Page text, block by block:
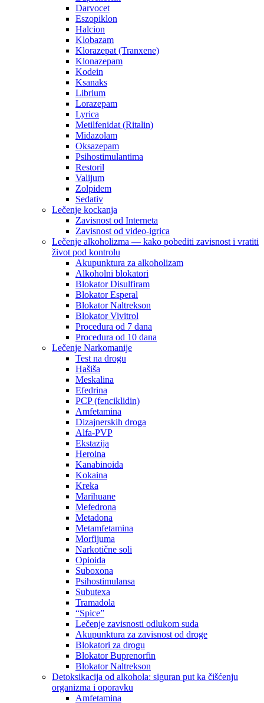
Darvocet
Eszopiklon
Halcion
Klobazam
Klorazepat (Tranxene)
Klonazepam
Kodein
Ksanaks
Librium
Lorazepam
Lyrica
Metilfenidat (Ritalin)
Midazolam
Oksazepam
Psihostimulantima
Restoril
Valijum
Zolpidem
Sedativ
Lečenje kockanja
Zavisnost od Interneta
Zavisnost od video-igrica
Lečenje alkoholizma — kako pobediti zavisnost i vratiti
život pod kontrolu
Akupunktura za alkoholizam
Alkoholni blokatori
Blokator Disulfiram
Blokator Esperal
Blokator Naltrekson
Blokator Vivitrol
Procedura od 7 dana
Procedura od 10 dana
Lečenje Narkomanije
Test na drogu
Hašiša
Meskalina
Efedrina
PCP (fenciklidin)
Amfetamina
Dizajnerskih droga
Alfa-PVP
Ekstazija
Heroina
Kanabinoida
Kokaina
Kreka
Marihuane
Mefedrona
Metadona
Metamfetamina
Morfijuma
Narkotične soli
Opioida
Suboxona
Psihostimulansa
Subutexa
Tramadola
“Spice”
Lečenje zavisnosti odlukom suda
Akupunktura za zavisnost od droge
Blokatori za drogu
Blokator Buprenorfin
Blokator Naltrekson
Detoksikacija od alkohola: siguran put ka čišćenju
organizma i oporavku
Amfetamina